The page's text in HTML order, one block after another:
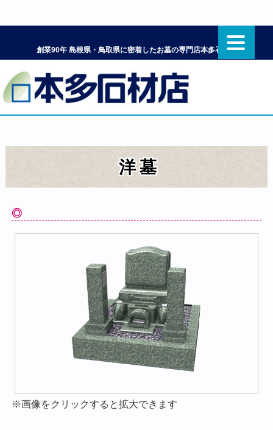
創業90年 島根県・鳥取県に密着したお墓の専門店本多石材店
洋墓
◎
※画像をクリックすると拡大できます